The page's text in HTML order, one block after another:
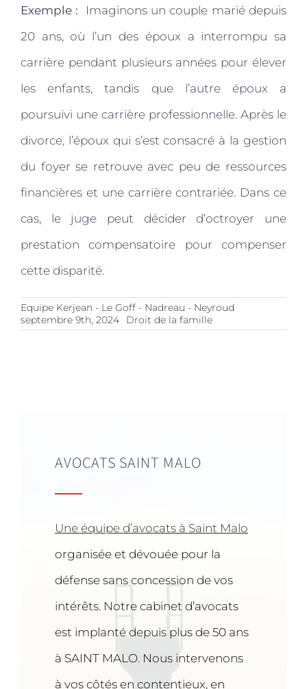
Exemple :
Imaginons un couple marié depuis
20 ans, où l’un des époux a interrompu sa
carrière pendant plusieurs années pour élever
les enfants, tandis que l’autre époux a
poursuivi une carrière professionnelle. Après le
divorce, l’époux qui s’est consacré à la gestion
du foyer se retrouve avec peu de ressources
financières et une carrière contrariée. Dans ce
cas, le juge peut décider d’octroyer une
prestation compensatoire pour compenser
cette disparité.
Equipe Kerjean - Le Goff - Nadreau - Neyroud
septembre 9th, 2024
Droit de la famille
AVOCATS SAINT MALO
Une équipe d’avocats à Saint Malo
organisée et dévouée pour la
défense sans concession de vos
intérêts. Notre cabinet d’avocats
est implanté depuis plus de 50 ans
à SAINT MALO. Nous intervenons
à vos côtés en contentieux, en